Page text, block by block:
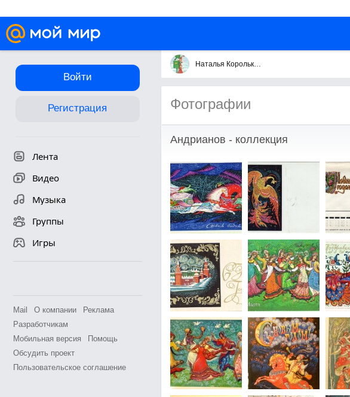
Войти
Регистрация
Лента
Видео
Музыка
Группы
Игры
Mail О компании
Реклама
Разработчикам
Мобильная версия
Помощь
Обсудить проект
Пользовательское соглашение
Наталья Королькова
Фотографии
Андрианов - коллекция